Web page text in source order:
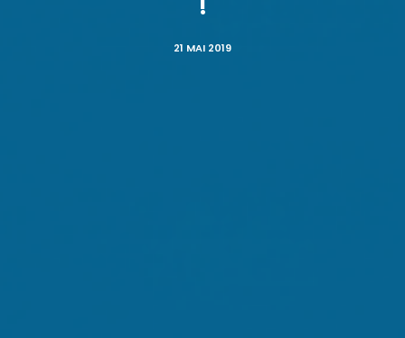
!
21 MAI 2019